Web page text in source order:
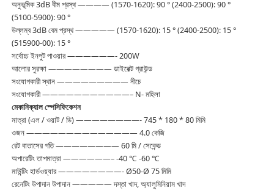
অনুভূমিক 3dB বীম প্রস্থ ———— (1570-1620): 90 ° (2400-2500): 90 °
(5100-5900): 90 °
উল্লম্ব 3dB বেম প্রস্থ ————— (1570-1620): 15 ° (2400-2500): 15 °
(515900-00): 15 °
সর্বোচ্চ ইনপুট পাওয়ার ——————- 200W
আলোর সুরক্ষা ———————— ডাইরেক্ট গ্রাউন্ড
সংযোগকারী স্থান ————————— নীচে
সংযোগকারী ———————————– N- মহিলা
মেকানিক্যাল স্পেসিফিকেশন
মাত্রা (এল / ওয়াট / ডি) ————————- 745 * 180 * 80 মিমি
ওজন —————————————— 4.0 কেজি
রেট বাতাসের গতি ———————— 60 মি / সেকেন্ড
অপারেটিং তাপমাত্রা ——————– -40 ℃ -60 ℃
মাউন্টিং হার্ডওয়্যার ————————- Ø50-Ø 75 মিমি
রেনেটিং উপাদান উপাদান ————— দস্তা খাদ, অ্যালুমিনিয়াম খাদ